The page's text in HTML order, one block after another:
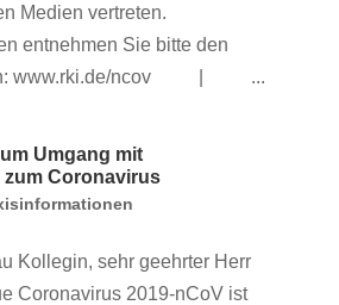
Medien vertreten.
entnehmen Sie bitte den
www.rki.de/ncov | ...
Umgang mit
Coronavirus
Kollegin, sehr geehrter Herr
Coronavirus 2019-nCoV ist